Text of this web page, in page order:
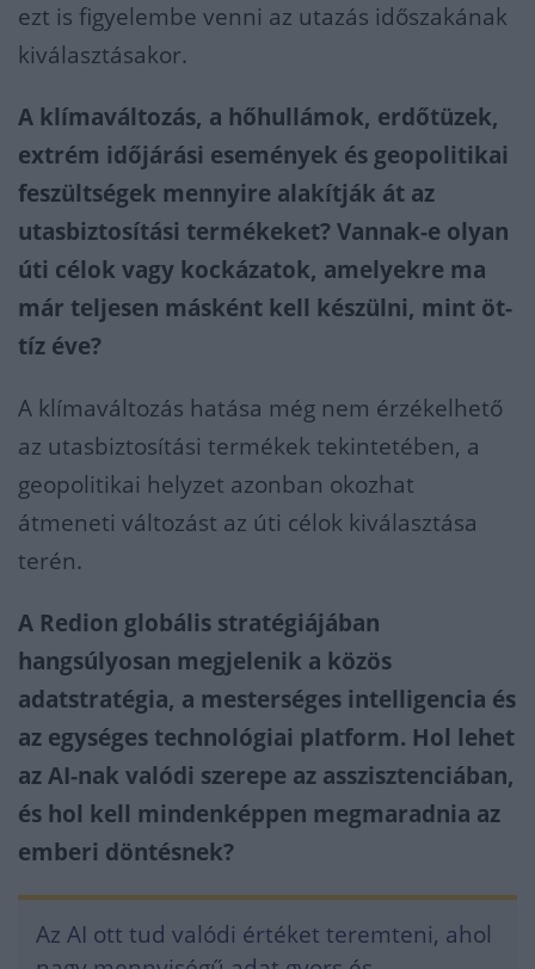
ezt is figyelembe venni az utazás időszakának
kiválasztásakor.
A klímaváltozás, a hőhullámok, erdőtüzek,
extrém időjárási események és geopolitikai
feszültségek mennyire alakítják át az
utasbiztosítási termékeket? Vannak-e olyan
úti célok vagy kockázatok, amelyekre ma
már teljesen másként kell készülni, mint öt-
tíz éve?
A klímaváltozás hatása még nem érzékelhető
az utasbiztosítási termékek tekintetében, a
geopolitikai helyzet azonban okozhat
átmeneti változást az úti célok kiválasztása
terén.
A Redion globális stratégiájában
hangsúlyosan megjelenik a közös
adatstratégia, a mesterséges intelligencia és
az egységes technológiai platform. Hol lehet
az AI-nak valódi szerepe az asszisztenciában,
és hol kell mindenképpen megmaradnia az
emberi döntésnek?
Az AI ott tud valódi értéket teremteni, ahol